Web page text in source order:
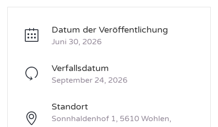
Datum der Veröffentlichung
Juni 30, 2026
Verfallsdatum
September 24, 2026
Standort
Sonnhaldenhof 1, 5610 Wohlen,